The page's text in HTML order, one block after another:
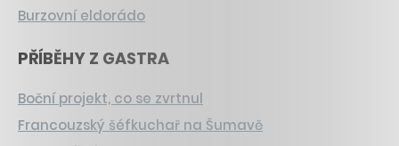
Burzovní eldorádo
PŘÍBĚHY Z GASTRA
Boční projekt, co se zvrtnul
Francouzský šéfkuchař na Šumavě